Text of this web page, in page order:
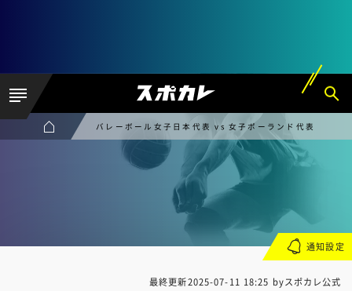
バレーボール女子日本代表 vs 女子ポーランド代表
最終更新2025-07-11 18:25 byスポカレ公式
通知設定